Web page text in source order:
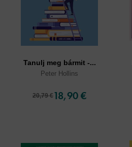
Tanulj meg bármit -...
Peter Hollins
20,79 €18,90 €